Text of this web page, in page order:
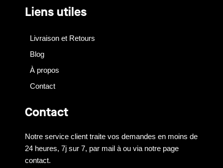
Liens utiles
Livraison et Retours
Blog
À propos
Contact
Contact
Notre service client traite vos demandes en moins de
24 heures, 7j sur 7, par mail à ou via notre page
contact.